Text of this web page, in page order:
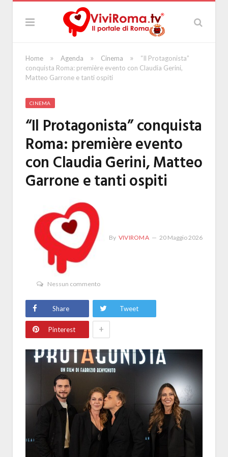
Home » Agenda » Cinema »
“Il Protagonista”
conquista Roma: première evento con Claudia Gerini,
Matteo Garrone e tanti ospiti
CINEMA
“Il Protagonista” conquista
Roma: première evento
con Claudia Gerini, Matteo
Garrone e tanti ospiti
By VIVIROMA 20 Maggio 2026
Nessun commento
Share Tweet
Pinterest +